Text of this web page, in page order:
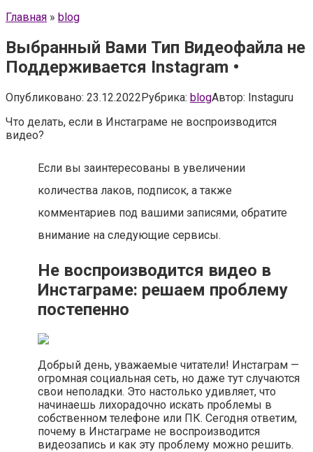
Главная » blog
Выбранный Вами Тип Видеофайла не
Поддерживается Instagram •
Опубликовано: 23.12.2022Рубрика: blogАвтор: Instaguru
Что делать, если в Инстаграме не воспроизводится
видео?
Если вы заинтересованы в увеличении
количества лаков, подписок, а также
комментариев под вашими записями, обратите
внимание на следующие сервисы.
Не воспроизводится видео в
Инстаграме: решаем проблему
постепенно
Добрый день, уважаемые читатели! Инстаграм —
огромная социальная сеть, но даже тут случаются
свои неполадки. Это настолько удивляет, что
начинаешь лихорадочно искать проблемы в
собственном телефоне или ПК. Сегодня ответим,
почему в Инстаграме не воспроизводится
видеозапись и как эту проблему можно решить.